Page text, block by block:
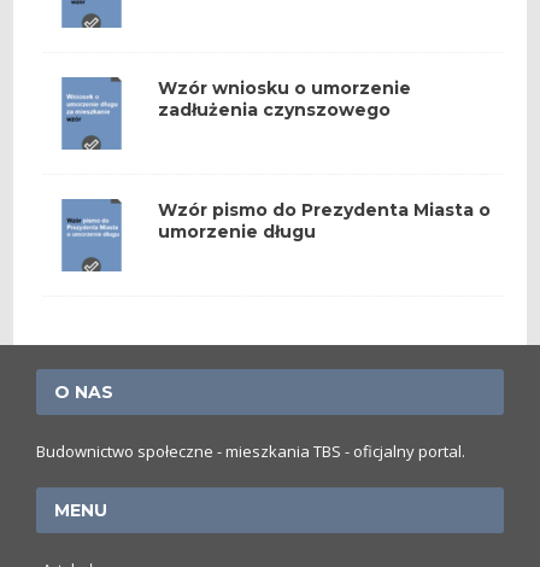
Wzór wniosku o umorzenie
zadłużenia czynszowego
Wzór pismo do Prezydenta Miasta o
umorzenie długu
O NAS
Budownictwo społeczne - mieszkania TBS - oficjalny portal.
MENU